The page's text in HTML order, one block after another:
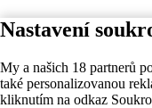
Nastavení
My a našich 18 partnerů
také personalizovanou
kliknutím na odkaz